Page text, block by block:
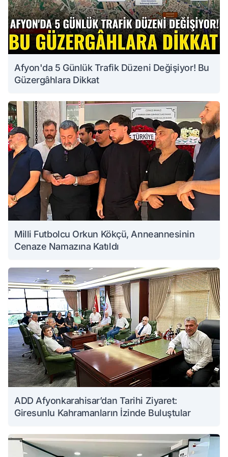
Afyon'da 5 Günlük Trafik Düzeni Değişiyor! Bu
Güzergâhlara Dikkat
Milli Futbolcu Orkun Kökçü, Anneannesinin
Cenaze Namazına Katıldı
ADD Afyonkarahisar’dan Tarihi Ziyaret:
Giresunlu Kahramanların İzinde Buluştular